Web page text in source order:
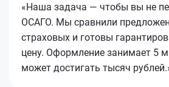
«Наша задача — чтобы вы не
ОСАГО. Мы сравнили
страховых и готовы
цену. Оформление занимает 5
может достигать тысяч